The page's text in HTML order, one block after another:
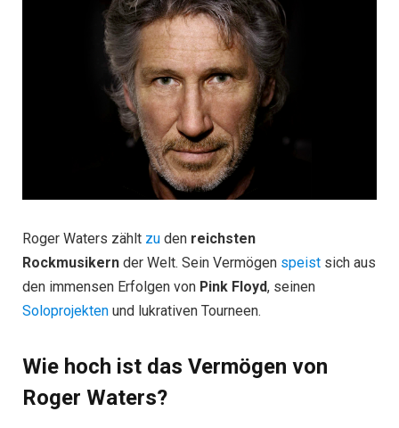
Roger Waters zählt zu den reichsten
Rockmusikern der Welt. Sein Vermögen speist sich aus
den immensen Erfolgen von Pink Floyd, seinen
Soloprojekten und lukrativen Tourneen.
Wie hoch ist das Vermögen von
Roger Waters?